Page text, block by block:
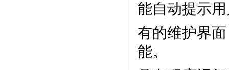
能自动提示用
有的维护界面
能。